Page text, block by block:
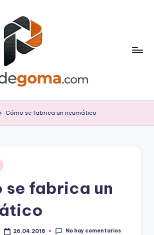
Cómo se fabrica un neumático
se fabrica un
26.04.2018 No hay comentarios